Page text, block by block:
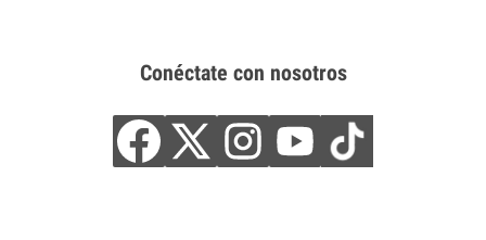
Conéctate con nosotros